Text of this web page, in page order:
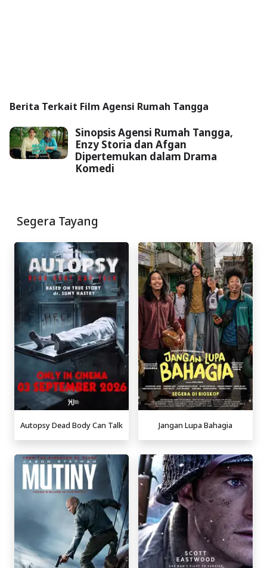
Berita Terkait Film Agensi Rumah Tangga
Sinopsis Agensi Rumah Tangga,
Enzy Storia dan Afgan
Dipertemukan dalam Drama
Komedi
Segera Tayang
Autopsy Dead Body Can Talk Jangan Lupa Bahagia